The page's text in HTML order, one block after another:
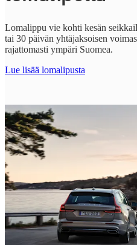
Lomalippu vie kohti kesän
tai 30 päivän yhtäjaksoisen
rajattomasti ympäri Suomea.
Lue lisää lomalipusta